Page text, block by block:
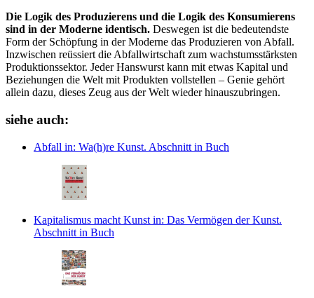
Die Logik des Produzierens und die Logik des Konsumierens
sind in der Moderne identisch. Deswegen ist die bedeutendste
Form der Schöpfung in der Moderne das Produzieren von Abfall.
Inzwischen reüssiert die Abfallwirtschaft zum wachstumsstärksten
Produktionssektor. Jeder Hanswurst kann mit etwas Kapital und
Beziehungen die Welt mit Produkten vollstellen – Genie gehört
allein dazu, dieses Zeug aus der Welt wieder hinauszubringen.
siehe auch:
Abfall in: Wa(h)re Kunst. Abschnitt in Buch
Kapitalismus macht Kunst in: Das Vermögen der Kunst.
Abschnitt in Buch